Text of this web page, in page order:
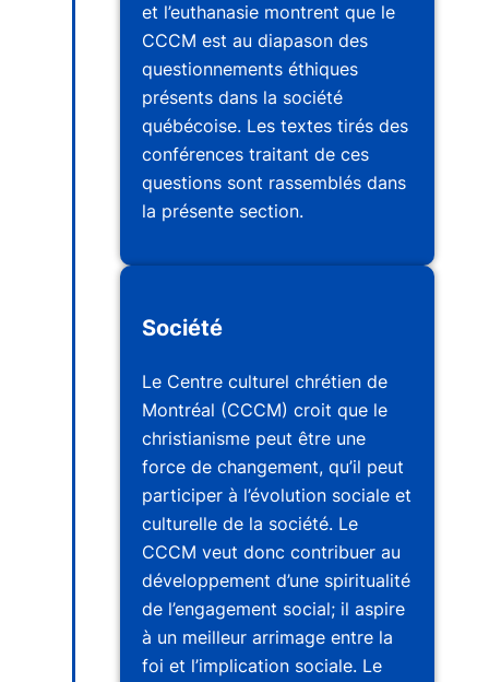
et l’euthanasie montrent que le
CCCM est au diapason des
questionnements éthiques
présents dans la société
québécoise. Les textes tirés des
conférences traitant de ces
questions sont rassemblés dans
la présente section.
Société
Le Centre culturel chrétien de
Montréal (CCCM) croit que le
christianisme peut être une
force de changement, qu’il peut
participer à l’évolution sociale et
culturelle de la société. Le
CCCM veut donc contribuer au
développement d’une spiritualité
de l’engagement social; il aspire
à un meilleur arrimage entre la
foi et l’implication sociale. Le